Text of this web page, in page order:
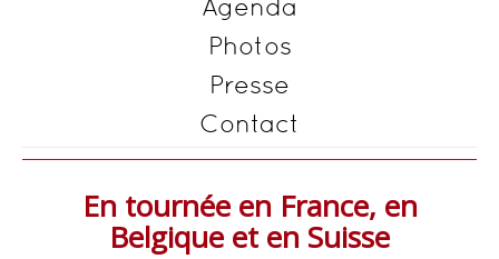
Agenda
Photos
Presse
Contact
En tournée en France, en
Belgique et en Suisse